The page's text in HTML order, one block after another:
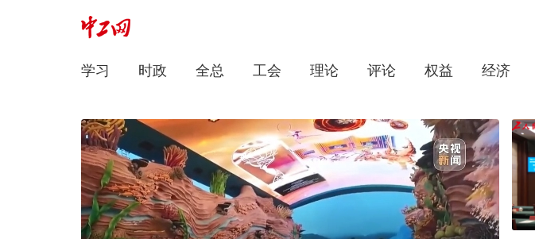
学习 时政 全总 工会 理论 评论 权益 经济